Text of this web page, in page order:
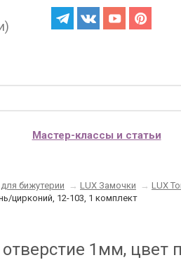
Мастер-классы и статьи
бижутерии → LUX Замочки → LUX
цирконий, 12-103, 1 комплект
1мм, цвет